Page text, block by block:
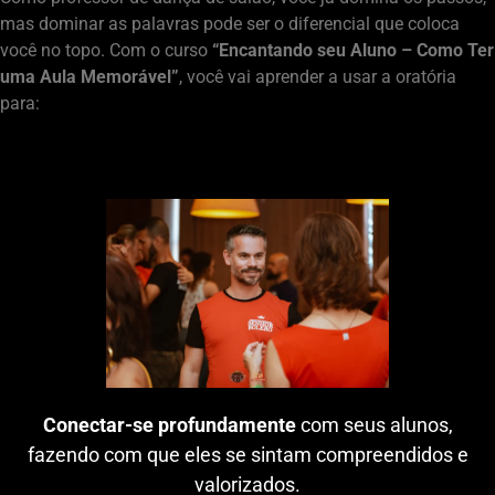
mas dominar as palavras pode ser o diferencial que coloca
você no topo. Com o curso “Encantando seu Aluno – Como Ter
uma Aula Memorável”, você vai aprender a usar a oratória
para:
Conectar-se profundamentecom seus alunos,
fazendo com que eles se sintam compreendidos e
valorizados.